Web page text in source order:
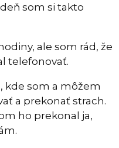
som si takto
ale som rád, že
telefonovať.
kde som a môžem
a prekonať strach.
ho prekonal ja,